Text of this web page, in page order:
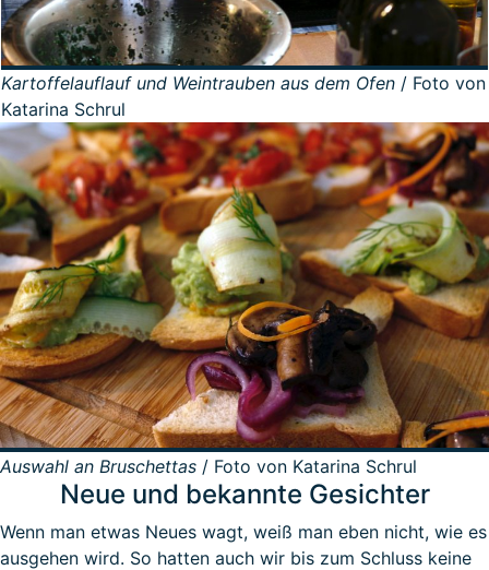
Kartoffelauflauf und Weintrauben aus dem Ofen / Foto von
Katarina Schrul
Auswahl an Bruschettas / Foto von Katarina Schrul
Neue und bekannte Gesichter
Wenn man etwas Neues wagt, weiß man eben nicht, wie es
ausgehen wird. So hatten auch wir bis zum Schluss keine